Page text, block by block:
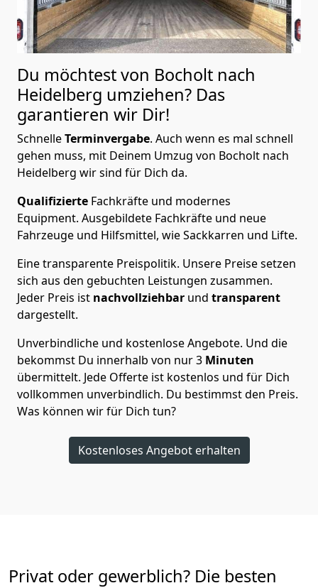
Du möchtest von Bocholt nach
Heidelberg umziehen? Das
garantieren wir Dir!
SchnelleTerminvergabe. Auch wenn es mal schnell
gehen muss, mit Deinem Umzug von Bocholt nach
Heidelberg wir sind für Dich da.
Qualifizierte Fachkräfte und modernes
Equipment. Ausgebildete Fachkräfte und neue
Fahrzeuge und Hilfsmittel, wie Sackkarren und Lifte.
Eine transparente Preispolitik. Unsere Preise setzen
sich aus den gebuchten Leistungen zusammen.
Jeder Preis ist nachvollziehbar und transparent
dargestellt.
Unverbindliche und kostenlose Angebote. Und die
bekommst Du innerhalb von nur3 Minuten
übermittelt. Jede Offerte ist kostenlos und für Dich
vollkommen unverbindlich. Du bestimmst den Preis.
Was können wir für Dich tun?
Kostenloses Angebot erhalten
Privat oder gewerblich? Die besten